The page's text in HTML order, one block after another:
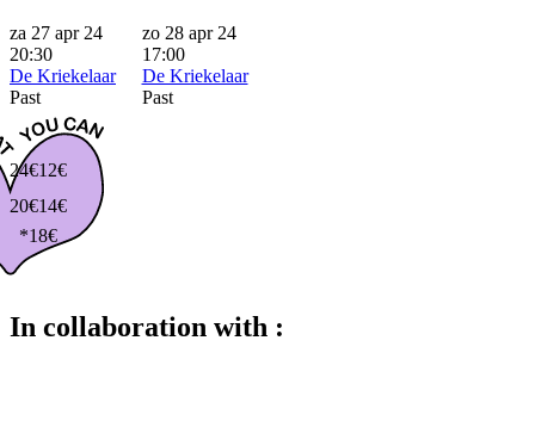
za 27 apr 24
20:30
De Kriekelaar
Past
zo 28 apr 24
17:00
De Kriekelaar
Past
24€
20€
*18€
14€
12€
In collaboration with :